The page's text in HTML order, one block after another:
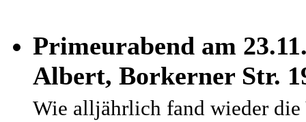
Primeurabend am
Albert, Borkerner Str.
Wie alljährlich fand wieder die